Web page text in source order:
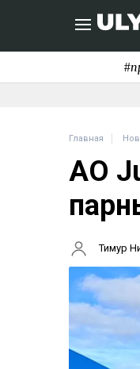
Главная
AO
Тимур